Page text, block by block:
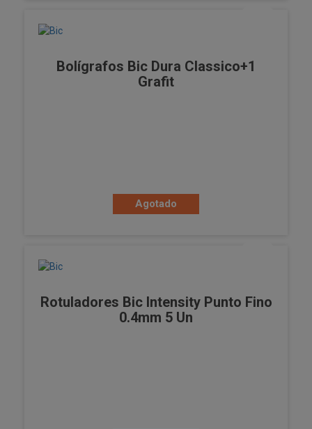
Bolígrafos Bic Dura Classico+1
Grafit
Agotado
Rotuladores Bic Intensity Punto Fino
0.4mm 5 Un